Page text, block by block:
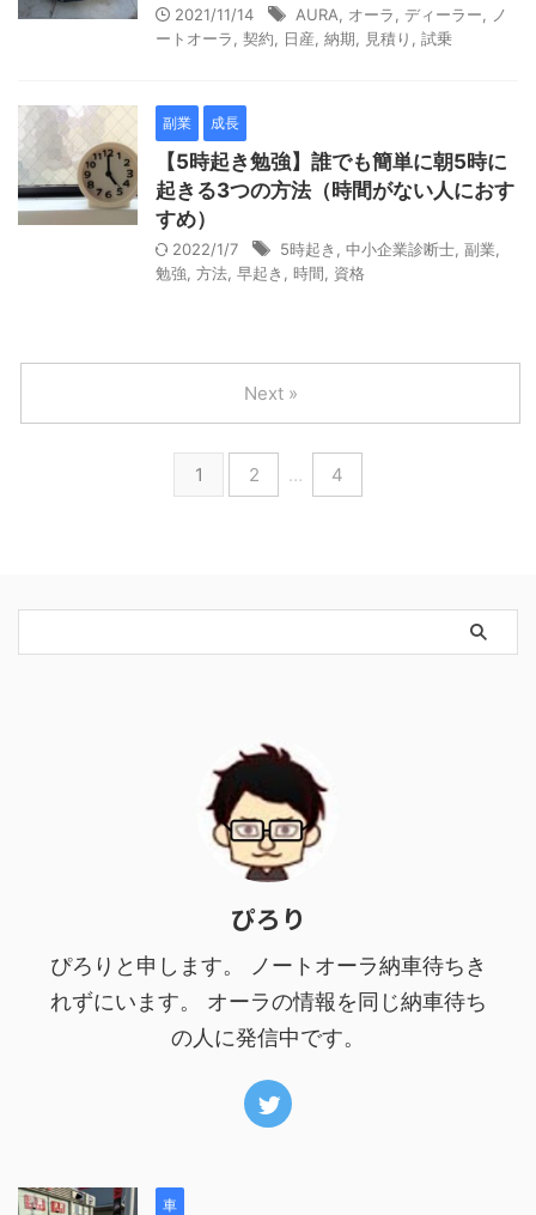
2021/11/14 AURA オーラ ディーラー
ノ
ートオーラ
契約 日産 納期 見積り 試乗
副業 成長
【5時起き勉強】誰でも簡単に朝5時に
起きる3つの方法（時間がない人におす
すめ）
2022/1/7 5時起き 中小企業診断士 副業
勉強 方法 早起き 時間 資格
1 2 … 4
Next »
ぴろり
ぴろりと申します。 ノートオーラ納車待ちき
れずにいます。 オーラの情報を同じ納車待ち
の人に発信中です。
車